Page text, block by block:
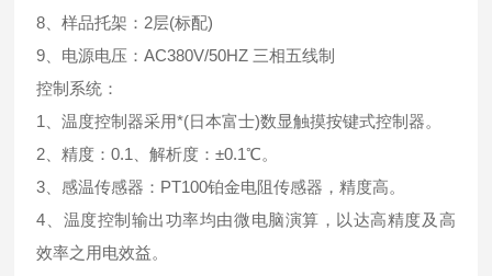
8、样品托架：2层(标配)
9、电源电压：AC380V/50HZ 三相五线制
控制系统：
1、温度控制器采用*(日本富士)数显触摸按键式控制器。
2、精度：0.1、解析度：±0.1℃。
3、感温传感器：PT100铂金电阻传感器，精度高。
4、温度控制输出功率均由微电脑演算，以达高精度及高
效率之用电效益。